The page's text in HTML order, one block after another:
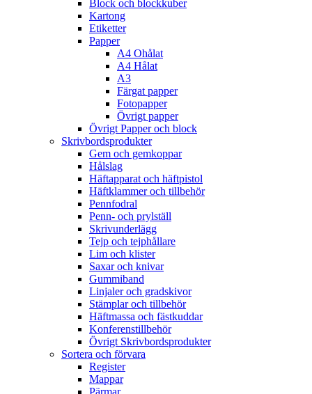
Block och blockkuber
Kartong
Etiketter
Papper
A4 Ohålat
A4 Hålat
A3
Färgat papper
Fotopapper
Övrigt papper
Övrigt Papper och block
Skrivbordsprodukter
Gem och gemkoppar
Hålslag
Häftapparat och häftpistol
Häftklammer och tillbehör
Pennfodral
Penn- och prylställ
Skrivunderlägg
Tejp och tejphållare
Lim och klister
Saxar och knivar
Gummiband
Linjaler och gradskivor
Stämplar och tillbehör
Häftmassa och fästkuddar
Konferenstillbehör
Övrigt Skrivbordsprodukter
Sortera och förvara
Register
Mappar
Pärmar